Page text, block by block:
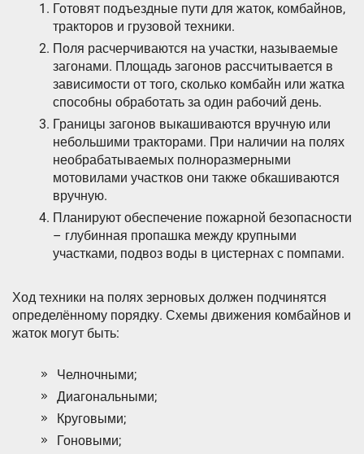
Готовят подъездные пути для жаток, комбайнов,
тракторов и грузовой техники.
Поля расчерчиваются на участки, называемые
загонами. Площадь загонов рассчитывается в
зависимости от того, сколько комбайн или жатка
способны обработать за один рабочий день.
Границы загонов выкашиваются вручную или
небольшими тракторами. При наличии на полях
необрабатываемых полноразмерными
мотовилами участков они также обкашиваются
вручную.
Планируют обеспечение пожарной безопасности
– глубинная пропашка между крупными
участками, подвоз воды в цистернах с помпами.
Ход техники на полях зерновых должен подчинятся
определённому порядку. Схемы движения комбайнов и
жаток могут быть:
Челночными;
Диагональными;
Круговыми;
Гоновыми;